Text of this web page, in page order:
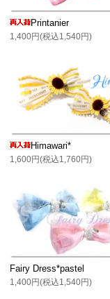
Printanier
1,400円(税込1,540円)
Himawari*
1,600円(税込1,760円)
Fairy Dress*pastel
1,400円(税込1,540円)